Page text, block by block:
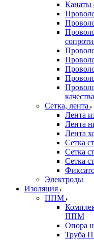
Канаты
качества
Сетка, лента
Лента
Лента
Лента
Сетка
Сетка
Сетка
Электроды
Изоляция
ППМ
ППМ
Опора
Труба